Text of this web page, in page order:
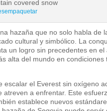
hazaña que no solo habla de
cultural y simbólico. La
un logro sin precedentes en el
alta del mundo en condiciones
el Everest sin oxígeno
a enfrentar. Este
establece nuevos